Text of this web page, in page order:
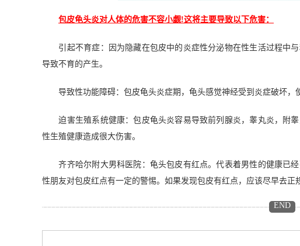
包皮龟头炎对人体的危害不容小觑!这将主要导致以下危害：
引起不育症：因为隐藏在包皮中的炎症性分泌物在性生活过程中与
导致不育的产生。
导致性功能障碍：包皮龟头炎症期，龟头感觉神经受到炎症破坏，
迫害生殖系统健康：包皮龟头炎容易导致前列腺炎，睾丸炎，附睾
性生殖健康造成很大伤害。
齐齐哈尔附大男科医院：龟头包皮有红点。代表着男性的健康已经
性朋友对包皮红点有一定的警惕。如果发现包皮有红点，应该尽早去正
END